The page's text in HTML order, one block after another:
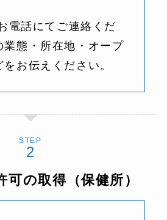
電話にてご連絡くだ
業態・所在地・オープ
お伝えください。
STEP
可の取得（保健所）